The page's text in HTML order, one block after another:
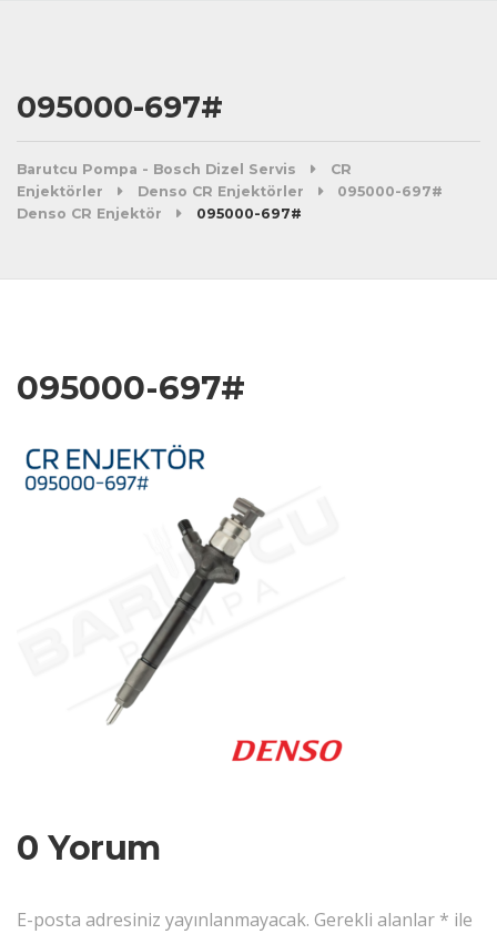
095000-697#
Barutcu Pompa - Bosch Dizel Servis
CR
Enjektörler
Denso CR Enjektörler
095000-697#
Denso CR Enjektör
095000-697#
095000-697#
0 Yorum
E-posta adresiniz yayınlanmayacak. Gerekli alanlar * ile